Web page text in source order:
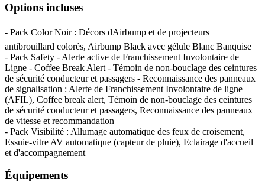
Options incluses
- Pack Color Noir : Décors dAirbump et de projecteurs
antibrouillard colorés, Airbump Black avec gélule Blanc Banquise
- Pack Safety - Alerte active de Franchissement Involontaire de
Ligne - Coffee Break Alert - Témoin de non-bouclage des ceintures
de sécurité conducteur et passagers - Reconnaissance des panneaux
de signalisation : Alerte de Franchissement Involontaire de ligne
(AFIL), Coffee break alert, Témoin de non-bouclage des ceintures
de sécurité conducteur et passagers, Reconnaissance des panneaux
de vitesse et recommandation
- Pack Visibilité : Allumage automatique des feux de croisement,
Essuie-vitre AV automatique (capteur de pluie), Eclairage d'accueil
et d'accompagnement
Équipements